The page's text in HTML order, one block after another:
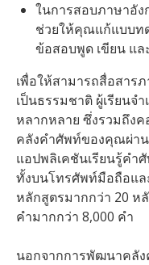
ในการสอบภาษาอัง
ช่วยให้คุณแก้แบบท
ข้อสอบพูด เขียน แ
เพื่อให้สามารถสื่อสาร
เป็นธรรมชาติ ผู้เรียนจ
หลากหลาย ซึ่งรวมถึง
คลังคำศัพท์ของคุณผ่า
แอปพลิเคชันเรียนรู้คำ
ทั้งบนโทรศัพท์มือถือแล
หลักสูตรมากกว่า 20 ห
คำมากกว่า 8,000 คำ
นอกจากการพัฒนาคลัง